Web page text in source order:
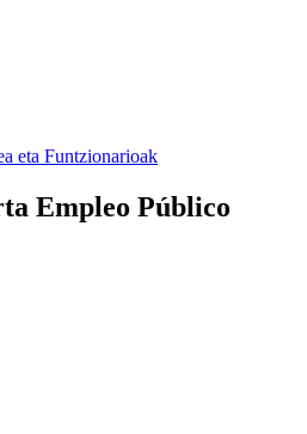
eta Funtzionarioak
Empleo Público